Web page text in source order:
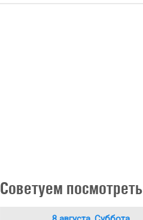
Советуем посмотреть